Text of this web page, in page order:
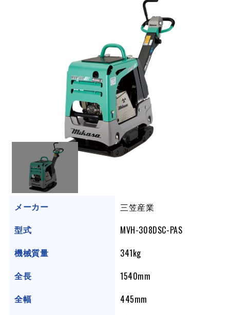
メーカー 三笠産業
型式 MVH-308DSC-PAS
機械質量 341kg
全長 1540mm
全幅 445mm